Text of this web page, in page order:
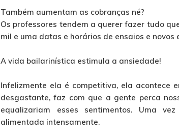
Também aumentam as cobranças né?
Os professores tendem a querer fazer tudo
mil e uma datas e horários de ensaios e novos
A vida bailarinística estimula a ansiedade!
Infelizmente ela é competitiva, ela acontece
desgastante, faz com que a gente perca
equalizariam esses sentimentos. Uma
alimentada intensamente.